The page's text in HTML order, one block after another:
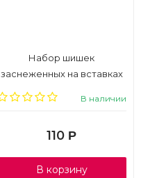
Набор шишек
заснеженных на вставках
5шт., H12см, коричневый, 1/6
В наличии
110 Р
В корзину